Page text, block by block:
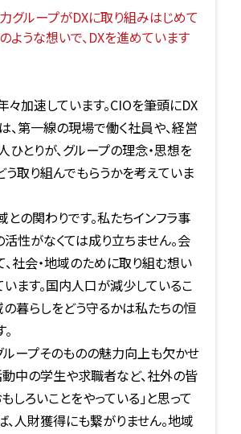
グループがDXに取り組みはじめて
ような想いで、DXを進めています
々加速しています。CIOを筆頭にDX
、第一線の現場で働く社員や、経営
とりが、グループの理念・思想を
う取り組んでもらうかを考えていま
の関わりです。私たちインフラ事
性がなくては成り立ちません。会
社会・地域のために取り組む想い
ます。国内人口が減少しているこ
の暮らしをどう守るかは私たちの恒
ループそのものの魅力向上も欠かせ
動中の学生や求職者など、社外の皆
しろいことをやっている」と思って
人財獲得にも繋がりません。地域